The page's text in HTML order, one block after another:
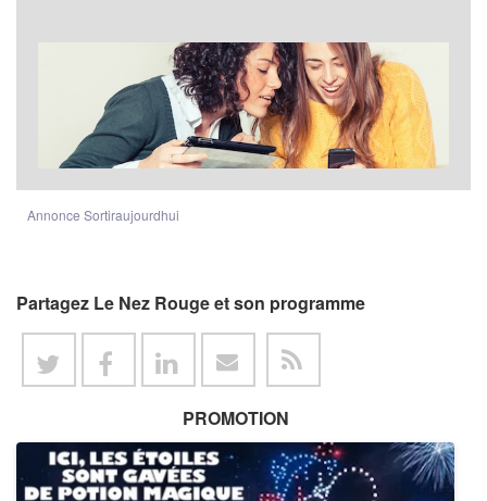
Annonce Sortiraujourdhui
Partagez Le Nez Rouge et son programme
PROMOTION